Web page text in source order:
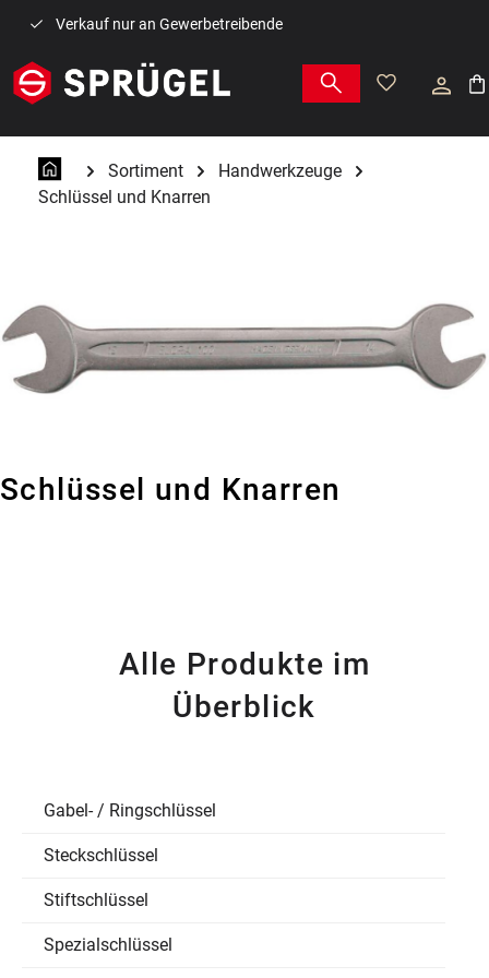
Zum Hauptinhalt springen
Verkauf nur an Gewerbetreibende
Sortiment
Handwerkzeuge
Schlüssel und Knarren
Schlüssel und Knarren
Alle Produkte im
Überblick
Gabel- / Ringschlüssel
Steckschlüssel
Stiftschlüssel
Spezialschlüssel